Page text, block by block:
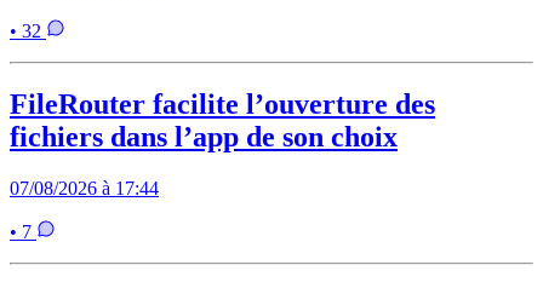
• 32
FileRouter facilite l’ouverture des
fichiers dans l’app de son choix
07/08/2026 à 17:44
• 7